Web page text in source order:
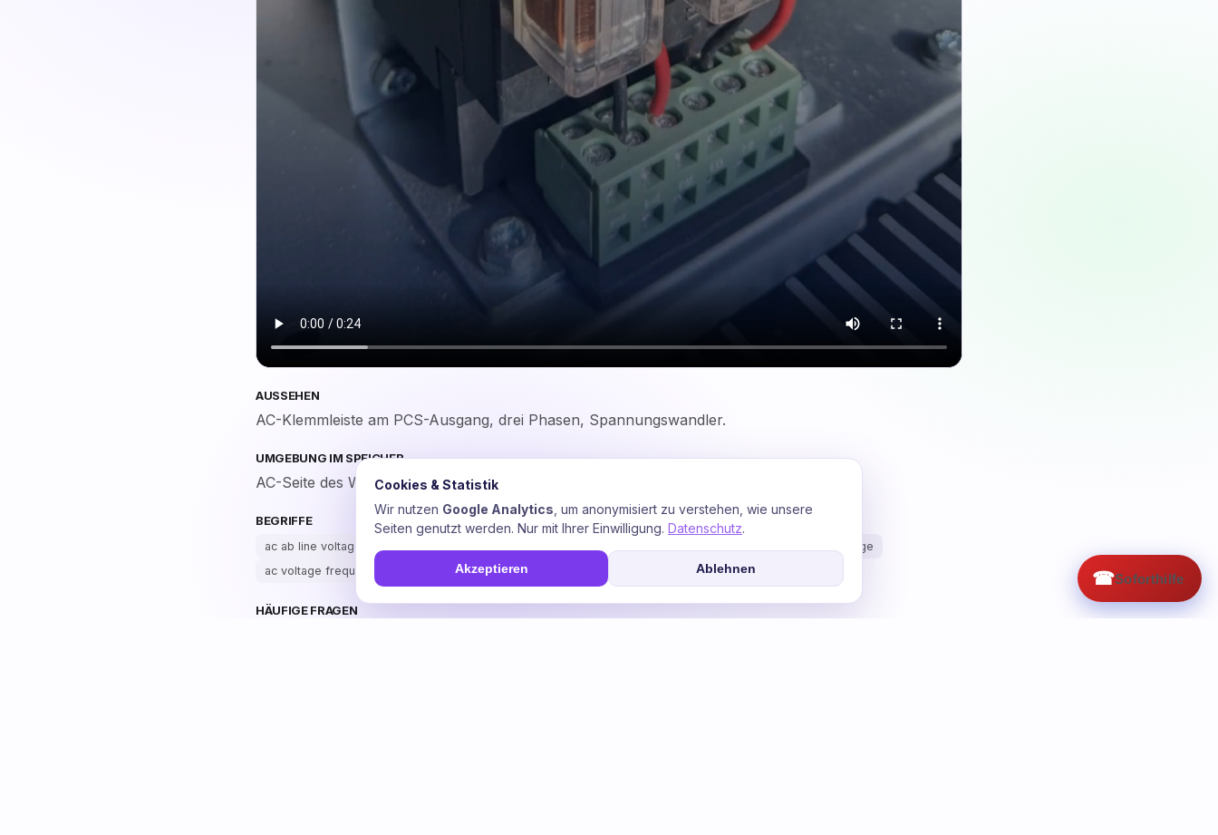
AUSSEHEN
AC-Klemmleiste am PCS-Ausgang, drei Phasen, Spannungswandler.
UMGEBUNG IM SPEICHER
AC-Seite des Wechselrichters zum Trafo.
BEGRIFFE
ac ab line voltage
line voltage
ac voltage frequency
HÄUFIGE FRAGEN
Cookies & Statistik
Wir nutzen Google Analytics , um anonymisiert zu verstehen, wie unsere
Seiten genutzt werden. Nur mit Ihrer Einwilligung. Datenschutz.
Akzeptieren Ablehnen ☎Soforthilfe